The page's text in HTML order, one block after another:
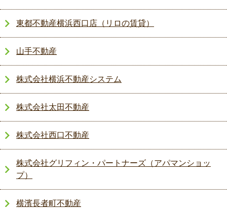
東都不動産横浜西口店（リロの賃貸）
山手不動産
株式会社横浜不動産システム
株式会社太田不動産
株式会社西口不動産
株式会社グリフィン・パートナーズ（アパマンショッ
プ）
横濱長者町不動産